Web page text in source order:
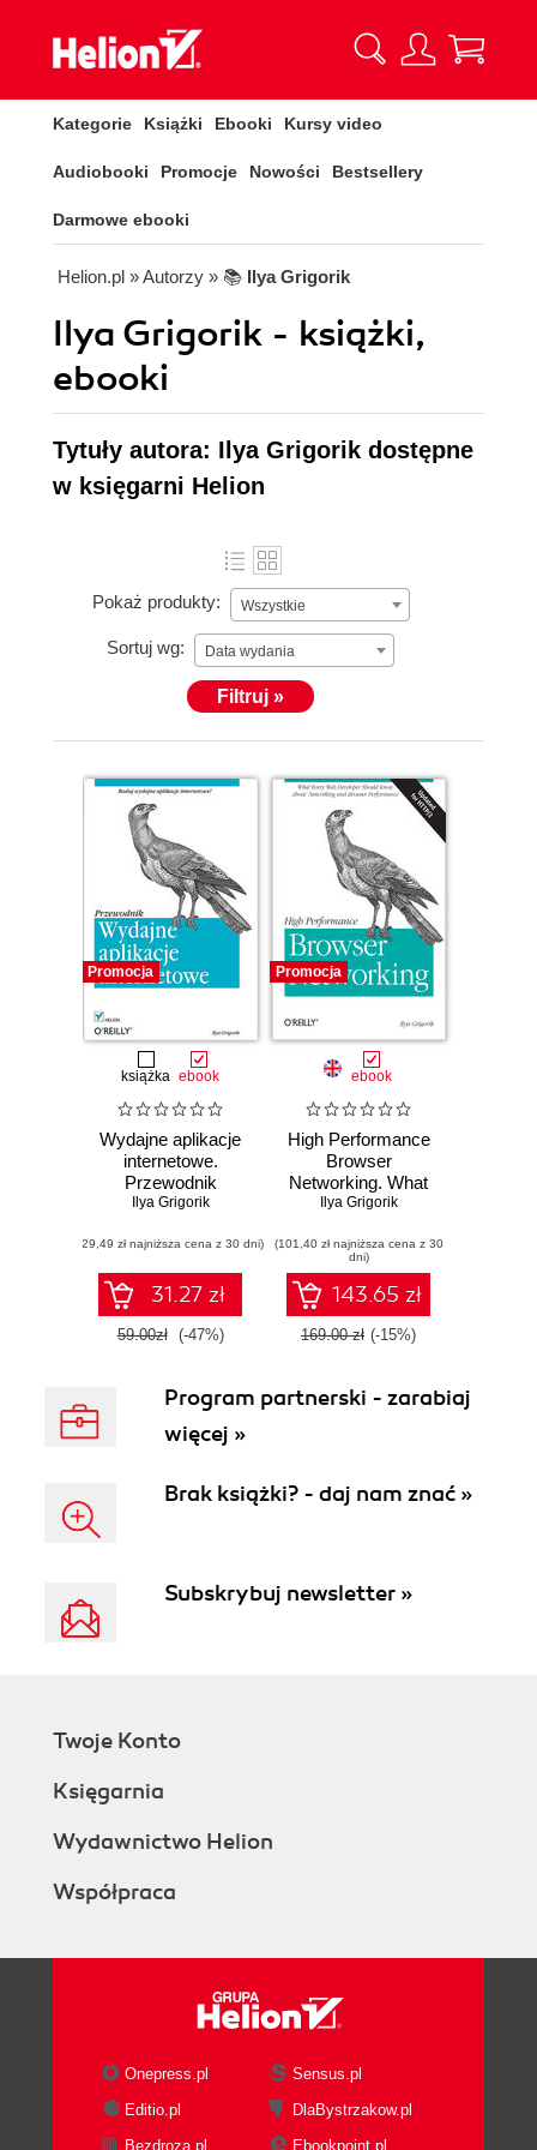
Kategorie Książki Ebooki Kursy video
Audiobooki Promocje Nowości Bestsellery
Darmowe ebooki
Helion.pl » Autorzy » 📚 Ilya Grigorik
Ilya Grigorik - książki,
ebooki
Tytuły autora: Ilya Grigorik dostępne
w księgarni Helion
Pokaż produkty: Wszystkie
Sortuj wg: Data wydania
Filtruj »
Promocja
książka ebook
Wydajne aplikacje
internetowe.
Przewodnik
Ilya Grigorik
(29,49 zł najniższa cena z 30 dni)
31.27 zł
59.00zł (-47%)
Promocja
ebook
High Performance
Browser
Networking. What
every web
know about
networking and
web performance
Ilya Grigorik
(101,40 zł najniższa cena z 30
dni)
143.65 zł
169.00 zł (-15%)
Program partnerski - zarabiaj
więcej »
Brak książki? - daj nam znać »
Subskrybuj newsletter »
Twoje Konto
Księgarnia
Wydawnictwo Helion
Współpraca
Onepress.pl
Sensus.pl
Editio.pl
DlaBystrzakow.pl
Bezdroza.pl
Ebookpoint.pl